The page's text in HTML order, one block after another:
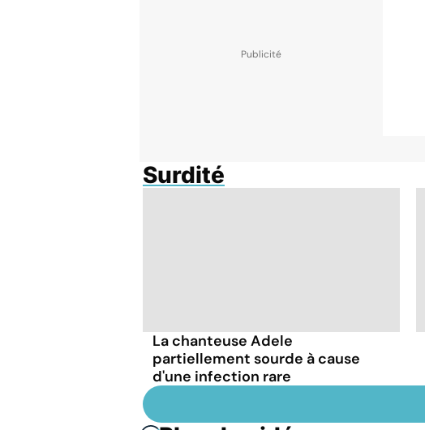
Surdité
La chanteuse Adele
partiellement sourde à cause
d'une infection rare